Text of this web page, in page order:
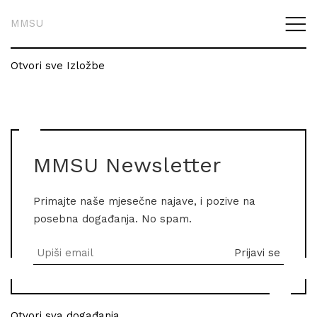
MMSU
Otvori sve Izložbe
MMSU Newsletter
Primajte naše mjesečne najave, i pozive na
posebna događanja. No spam.